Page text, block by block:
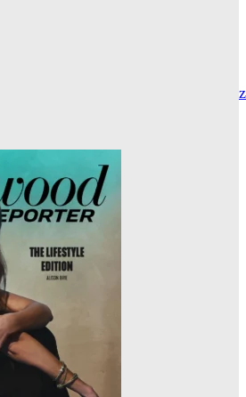
Jones“ – Vom Provinzjungen